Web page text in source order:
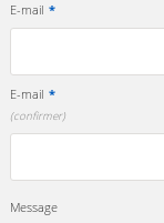
E-mail *
E-mail *
(confirmer)
Message